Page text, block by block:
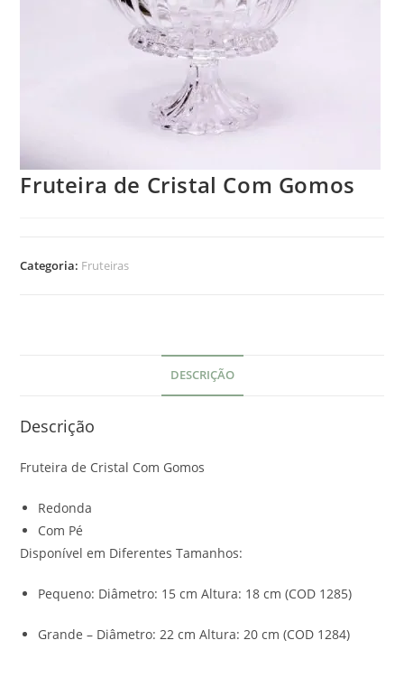
Fruteira de Cristal Com Gomos
Categoria: Fruteiras
DESCRIÇÃO
Descrição
Fruteira de Cristal Com Gomos
Redonda
Com Pé
Disponível em Diferentes Tamanhos:
Pequeno: Diâmetro: 15 cm Altura: 18 cm (COD 1285)
Grande – Diâmetro: 22 cm Altura: 20 cm (COD 1284)